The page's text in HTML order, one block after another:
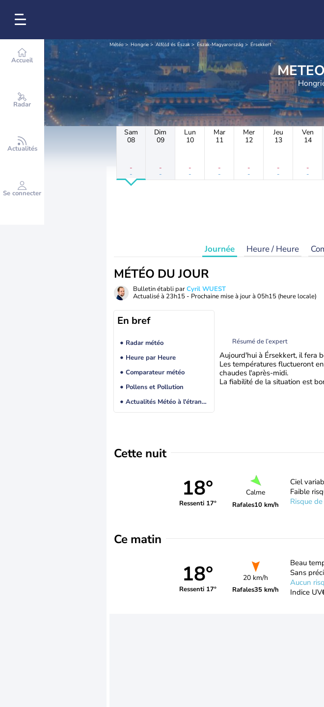
Accueil
Radar
Actualités
Se connecter
Météo Hongrie Alföld és Észak Észak-Magyarország Érsekkert
Sam
08
-
-
Dim
09
-
-
Lun
10
-
-
Mar
11
-
-
Mer
12
-
-
Jeu
13
-
-
Ven
14
-
-
Journée Heure / Heure
MÉTÉO DU JOUR
Bulletin établi parCyril WUEST
Actualisé à 23h15 - Prochaine mise à jour à 05h15 (heure locale)
En bref
Radar météo
Heure par Heure
Comparateur météo
Pollens et Pollution
Actualités Météo à l'étranger
Résumé de l’expert
Aujourd'hui à Érsekkert, il fera
Les températures fluctueront
chaudes l'après-midi.
La fiabilité de la situation est
Cette nuit
18°
Ressenti 17°
Calme
Rafales10 km/h
Ciel
Faible
Risque
Ce matin
18°
Ressenti 17°
20 km/h
Rafales35 km/h
Beau
Sans
Aucun
Indice UV